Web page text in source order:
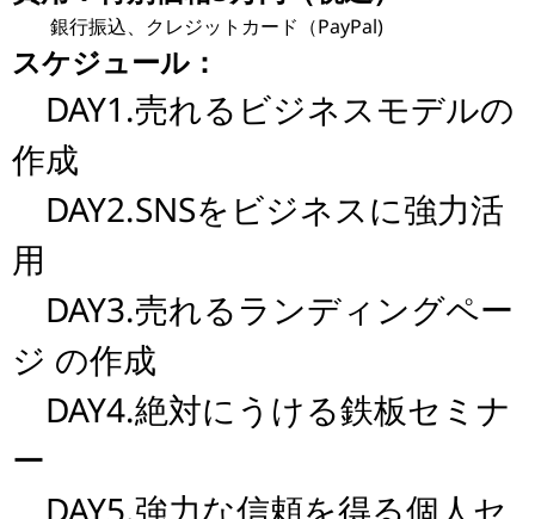
銀行振込、クレジットカード（PayPal)
スケジュール：
DAY1.売れるビジネスモデルの
作成
DAY2.SNSをビジネスに強力活
用
DAY3.売れるランディングペー
ジ の作成
DAY4.絶対にうける鉄板セミナ
ー
DAY5.強力な信頼を得る個人セ